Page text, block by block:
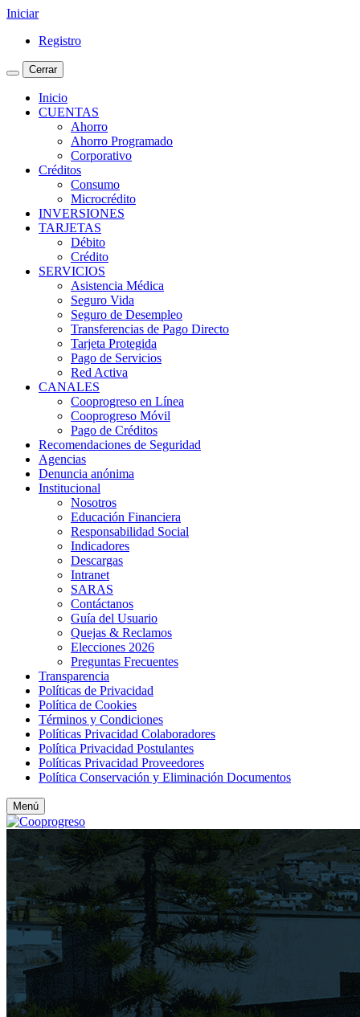
Iniciar
Registro
Cerrar
Inicio
CUENTAS
Ahorro
Ahorro Programado
Corporativo
Créditos
Consumo
Microcrédito
INVERSIONES
TARJETAS
Débito
Crédito
SERVICIOS
Asistencia Médica
Seguro Vida
Seguro de Desempleo
Transferencias de Pago Directo
Tarjeta Protegida
Pago de Servicios
Red Activa
CANALES
Cooprogreso en Línea
Cooprogreso Móvil
Pago de Créditos
Recomendaciones de Seguridad
Agencias
Denuncia anónima
Institucional
Nosotros
Educación Financiera
Responsabilidad Social
Indicadores
Descargas
Intranet
SARAS
Contáctanos
Guía del Usuario
Quejas & Reclamos
Elecciones 2026
Preguntas Frecuentes
Transparencia
Políticas de Privacidad
Política de Cookies
Términos y Condiciones
Políticas Privacidad Colaboradores
Política Privacidad Postulantes
Políticas Privacidad Proveedores
Política Conservación y Eliminación Documentos
Menú